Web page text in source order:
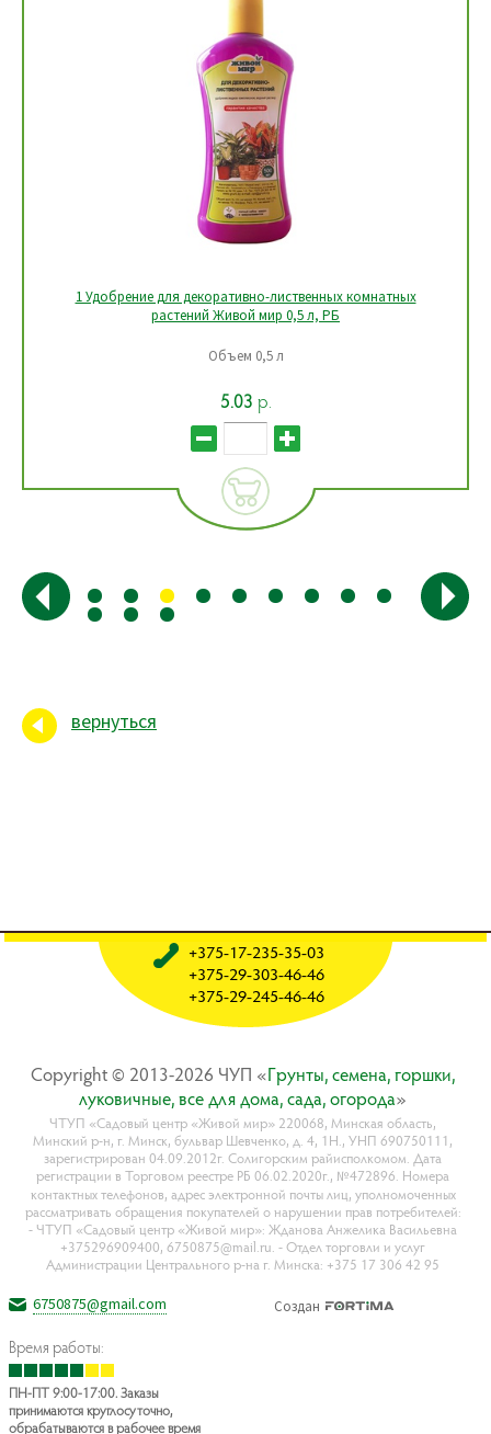
1 Удобрение для декоративно-лиственных комнатных
растений Живой мир 0,5 л, РБ
Объем 0,5 л
5.03 р.
вернуться
Copyright © 2013-2026 ЧУП «Гpyнты, ceмeнa, гopшки,
лyкoвичныe, вce для дoмa, caдa, oгopoдa»
ЧТУП «Садовый центр «Живой мир» 220068, Минская область,
Минский р-н, г. Минск, бульвар Шевченко, д. 4, 1Н., УНП 690750111,
зарегистрирован 04.09.2012г. Солигорским райисполкомом. Дата
регистрации в Торговом реестре РБ 06.02.2020г., №472896. Номера
контактных телефонов, адрес электронной почты лиц, уполномоченных
рассматривать обращения покупателей о нарушении прав потребителей:
- ЧТУП «Садовый центр «Живой мир»: Жданова Анжелика Васильевна
+375296909400, 6750875@mail.ru. - Отдел торговли и услуг
Администрации Центрального р-на г. Минска: +375 17 306 42 95
+375-17-235-35-03
+375-29-303-46-46
+375-29-245-46-46
6750875@gmail.com
Время работы:
ПН-ПТ 9:00-17:00. Заказы
принимаются круглосуточно,
обрабатываются в рабочее время
Создан